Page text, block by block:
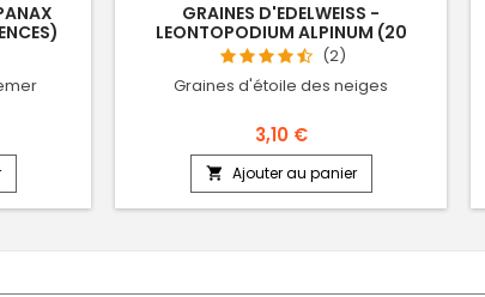
GRAINES D'EDELWEISS -
LEONTOPODIUM ALPINUM (20
SEMENCES)(2)
Graines d'étoile des neiges
3,10 €
 Ajouter au panier